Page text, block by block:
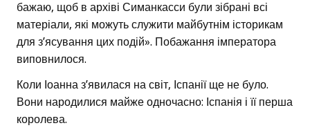
бажаю, щоб в архіві Симанкасси були зібрані всі
матеріали, які можуть служити майбутнім історикам
для з’ясування цих подій». Побажання імператора
виповнилося.
Коли Іоанна з’явилася на світ, Іспанії ще не було.
Вони народилися майже одночасно: Іспанія і її перша
королева.